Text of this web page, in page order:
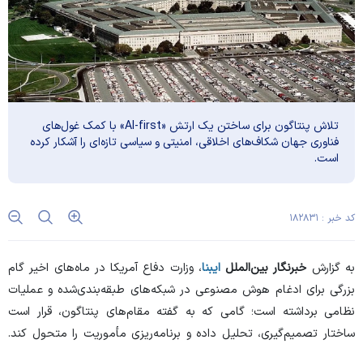
تلاش پنتاگون برای ساختن یک ارتش «AI-first» با کمک غول‌های
فناوری جهان شکاف‌های اخلاقی، امنیتی و سیاسی تازه‌ای را آشکار کرده
است.
کد خبر : ۱۸۲۸۳۱
به گزارش خبرنگار بین‌المللایبنا، وزارت دفاع آمریکا در ماه‌های اخیر گام
بزرگی برای ادغام هوش مصنوعی در شبکه‌های طبقه‌بندی‌شده و عملیات
نظامی برداشته است؛ گامی که به گفته مقام‌های پنتاگون، قرار است
ساختار تصمیم‌گیری، تحلیل داده و برنامه‌ریزی مأموریت را متحول کند.